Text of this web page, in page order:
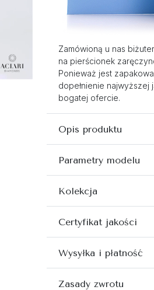
Zamówioną u nas
na pierścionek
Ponieważ jest
dopełnienie
bogatej ofercie.
Opis produktu
Parametry modelu
Kolekcja
Certyfikat jakości
Wysyłka i płatność
Zasady zwrotu